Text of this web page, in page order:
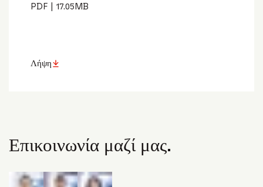
PDF 17.05 MB
Λήψη
Επικοινωνία μαζί μας.